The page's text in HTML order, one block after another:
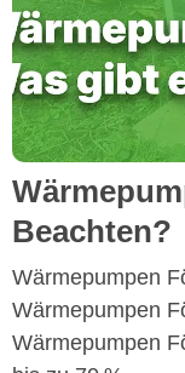
Beachten?
Wärmepumpen
Wärmepumpen
Wärmepumpen